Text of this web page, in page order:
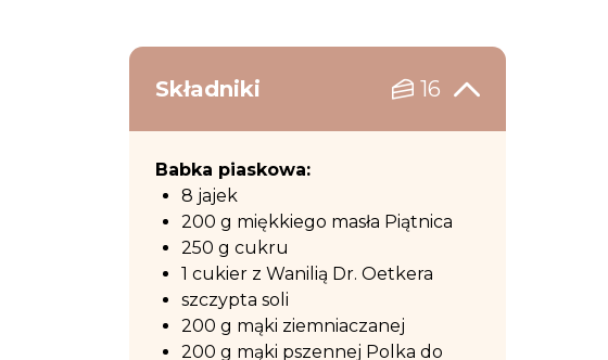
Składniki 16
Babka piaskowa:
8 jajek
200 g miękkiego masła Piątnica
250 g cukru
1 cukier z Wanilią Dr. Oetkera
szczypta soli
200 g mąki ziemniaczanej
200 g mąki pszennej Polka do